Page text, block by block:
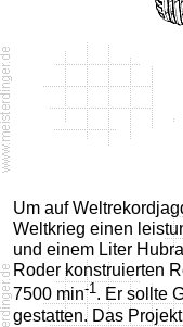
Um auf
Weltkrieg einen
und einem Liter
Roder konstruierten
7500 min-1. Er sollte
gestatten. Das